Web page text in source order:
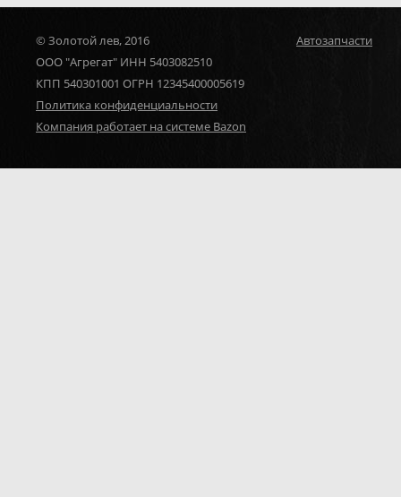
© Золотой лев, 2016
ООО "Агрегат" ИНН 5403082510
КПП 540301001 ОГРН 12345400005619
Политика конфиденциальности
Компания работает на системе Bazon
Автозапчасти